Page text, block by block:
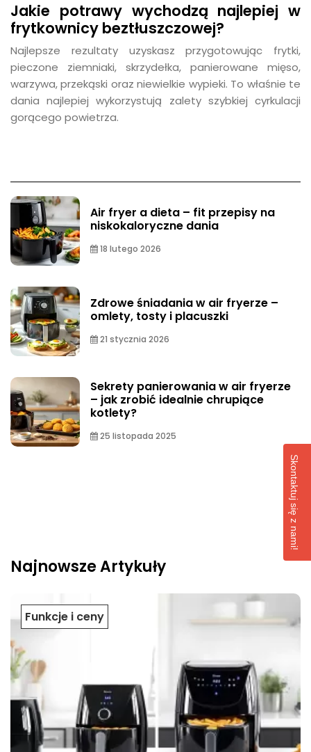
Jakie potrawy wychodzą najlepiej w
frytkownicy beztłuszczowej?
Najlepsze rezultaty uzyskasz przygotowując frytki,
pieczone ziemniaki, skrzydełka, panierowane mięso,
warzywa, przekąski oraz niewielkie wypieki. To właśnie te
dania najlepiej wykorzystują zalety szybkiej cyrkulacji
gorącego powietrza.
Air fryer a dieta – fit przepisy na
niskokaloryczne dania
18 lutego 2026
Zdrowe śniadania w air fryerze –
omlety, tosty i placuszki
21 stycznia 2026
Sekrety panierowania w air fryerze
– jak zrobić idealnie chrupiące
kotlety?
25 listopada 2025
Najnowsze Artykuły
Funkcje i ceny
Skontaktuj się z nami!